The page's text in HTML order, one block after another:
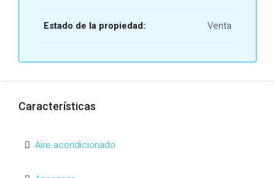
Estado de la propiedad: Venta
Características
Aire acondicionado